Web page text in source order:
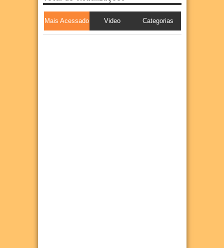
Mais Acessado Video Categorias